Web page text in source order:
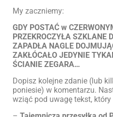
My zaczniemy:
GDY POSTAĆ w
PRZEKROCZYŁA SZKLANE
ZAPADŁA NAGLE
ZAKŁÓCAŁO JEDYNIE
ŚCIANIE ZEGARA…
Dopisz kolejne zdanie (lub
poniesie) w komentarzu.
wziąć pod uwagę tekst, który